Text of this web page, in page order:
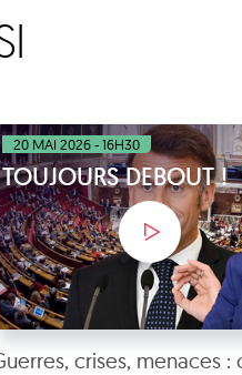
20 MAI 2026 - 16H30
TOUJOURS DEBOUT !
crises, menaces :